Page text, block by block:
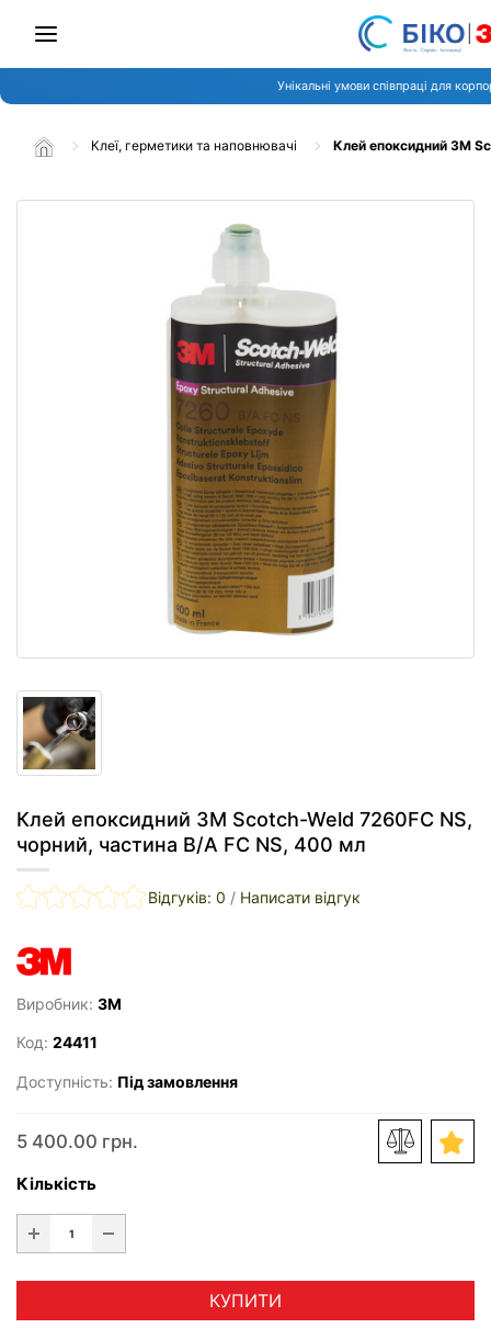
Унікальні умови співпраці для
Клеї, герметики та наповнювачі Клей епоксидний 3M
Клей епоксидний 3M Scotch-Weld 7260FC NS,
чорний, частина B/A FC NS, 400 мл
Відгуків: 0 / Написати відгук
Виробник: 3M
Код: 24411
Доступність: Під замовлення
5 400.00 грн.
Кількість
КУПИТИ